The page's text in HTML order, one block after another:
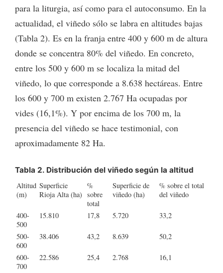
para la liturgia, así como para el autoconsumo. En la
actualidad, el viñedo sólo se labra en altitudes bajas
(Tabla 2). Es en la franja entre 400 y 600 m de altura
donde se concentra 80% del viñedo. En concreto,
entre los 500 y 600 m se localiza la mitad del
viñedo, lo que corresponde a 8.638 hectáreas. Entre
los 600 y 700 m existen 2.767 Ha ocupadas por
vides (16,1%). Y por encima de los 700 m, la
presencia del viñedo se hace testimonial, con
aproximadamente 82 Ha.
Tabla 2. Distribución del viñedo según la altitud
Altitud
(m)
Superficie
Rioja Alta (ha)
%
sobre
total
Superficie de
viñedo (ha)
% sobre el total
del viñedo
400-
500
15.810 17,8 5.720 33,2
500-
600
38.406 43,2 8.639 50,2
600-
700
22.586 25,4 2.768 16,1